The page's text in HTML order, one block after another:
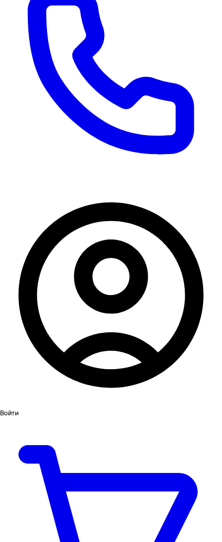
Войти